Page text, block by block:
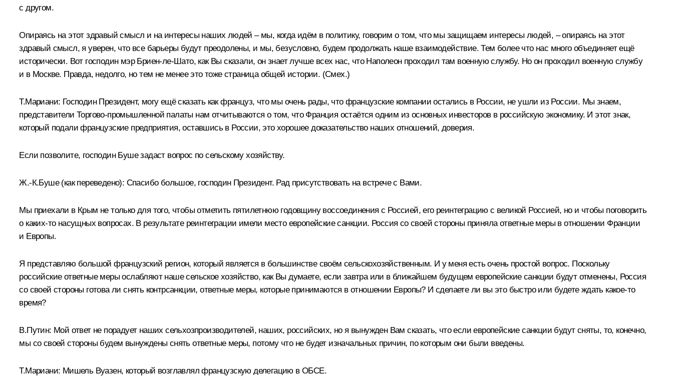
с другом.
Опираясь на этот здравый смысл и на интересы наших людей – мы, когда идём в политику, говорим о том, что мы защищаем интересы людей, – опираясь на этот
здравый смысл, я уверен, что все барьеры будут преодолены, и мы, безусловно, будем продолжать наше взаимодействие. Тем более что нас много объединяет ещё
исторически. Вот господин мэр Бриен‑ле‑Шато, как Вы сказали, он знает лучше всех нас, что Наполеон проходил там военную службу. Но он проходил военную службу
и в Москве. Правда, недолго, но тем не менее это тоже страница общей истории. (Смех.)
Т.Мариани: Господин Президент, могу ещё сказать как француз, что мы очень рады, что французские компании остались в России, не ушли из России. Мы знаем,
представители Торгово-промышленной палаты нам отчитываются о том, что Франция остаётся одним из основных инвесторов в российскую экономику. И этот знак,
который подали французские предприятия, оставшись в России, это хорошее доказательство наших отношений, доверия.
Если позволите, господин Буше задаст вопрос по сельскому хозяйству.
Ж.-К.Буше (как переведено): Спасибо большое, господин Президент. Рад присутствовать на встрече с Вами.
Мы приехали в Крым не только для того, чтобы отметить пятилетнюю годовщину воссоединения с Россией, его реинтеграцию с великой Россией, но и чтобы поговорить
о каких‑то насущных вопросах. В результате реинтеграции имели место европейские санкции. Россия со своей стороны приняла ответные меры в отношении Франции
и Европы.
Я представляю большой французский регион, который является в большинстве своём сельскохозяйственным. И у меня есть очень простой вопрос. Поскольку
российские ответные меры ослабляют наше сельское хозяйство, как Вы думаете, если завтра или в ближайшем будущем европейские санкции будут отменены, Россия
со своей стороны готова ли снять контрсанкции, ответные меры, которые принимаются в отношении Европы? И сделаете ли вы это быстро или будете ждать какое‑то
время?
В.Путин: Мой ответ не порадует наших сельхозпроизводителей, наших, российских, но я вынужден Вам сказать, что если европейские санкции будут сняты, то, конечно,
мы со своей стороны будем вынуждены снять ответные меры, потому что не будет изначальных причин, по которым они были введены.
Т.Мариани: Мишель Вуазен, который возглавлял французскую делегацию в ОБСЕ.